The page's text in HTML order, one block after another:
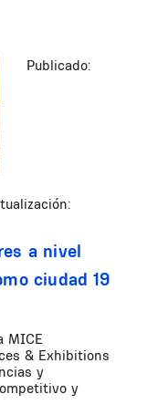
Publicado:
a nivel
ciudad 19
MICE
& Exhibitions
y
y